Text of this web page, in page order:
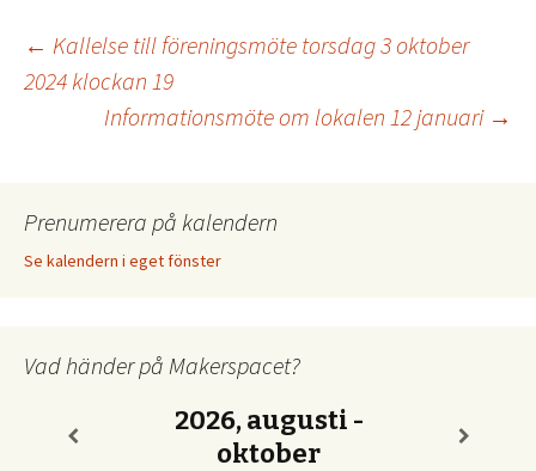
Inläggsnavigering
← Kallelse till föreningsmöte torsdag 3 oktober
2024 klockan 19
Informationsmöte om lokalen 12 januari →
Prenumerera på kalendern
Se kalendern i eget fönster
Vad händer på Makerspacet?
2026, augusti -
oktober